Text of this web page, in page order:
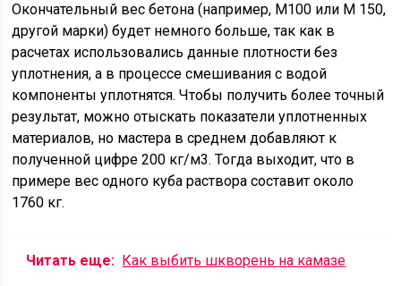
Окончательный вес бетона (например, М100 или М 150,
другой марки) будет немного больше, так как в
расчетах использовались данные плотности без
уплотнения, а в процессе смешивания с водой
компоненты уплотнятся. Чтобы получить более точный
результат, можно отыскать показатели уплотненных
материалов, но мастера в среднем добавляют к
полученной цифре 200 кг/м3. Тогда выходит, что в
примере вес одного куба раствора составит около
1760 кг.
Читать еще: Как выбить шкворень на камазе